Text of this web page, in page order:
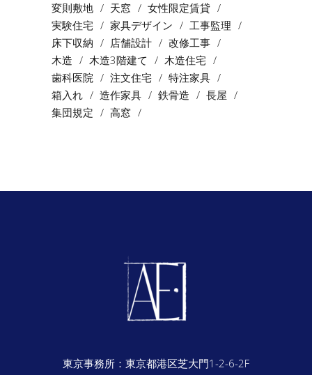
変則敷地
天窓
女性限定賃貸
実験住宅
家具デザイン
工事監理
床下収納
店舗設計
改修工事
木造
木造3階建て
木造住宅
歯科医院
注文住宅
特注家具
箱入れ
造作家具 鉄骨造
長屋
集団規定
高窓
東京事務所： 東京都港区芝大門1-2-6-2F